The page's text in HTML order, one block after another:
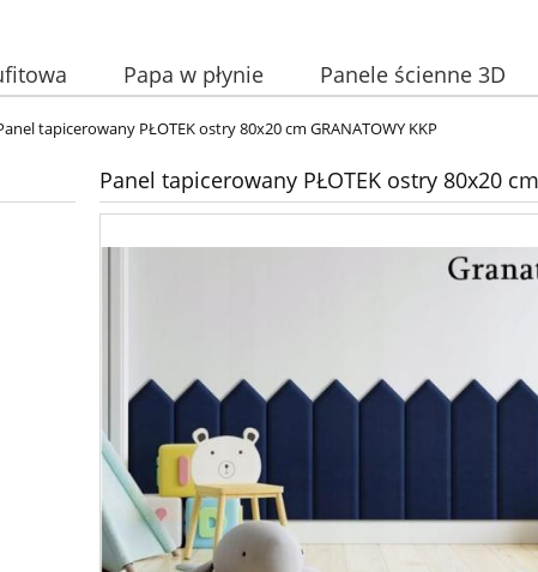
Papa w płynie Panele ścienne 3D
tapicerowany PŁOTEK ostry 80x20 cm GRANATOWY KKP
Panel tapicerowany PŁOTEK ostry 80x20 cm